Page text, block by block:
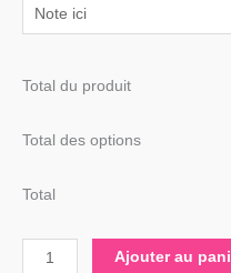
Total du produit
Total des options
Total
Ajouter au